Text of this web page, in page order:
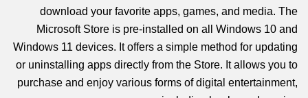
download your favorite apps, games, and media. The
Microsoft Store is pre-installed on all Windows 10 and
Windows 11 devices. It offers a simple method for updating
or uninstalling apps directly from the Store. It allows you to
purchase and enjoy various forms of digital entertainment,